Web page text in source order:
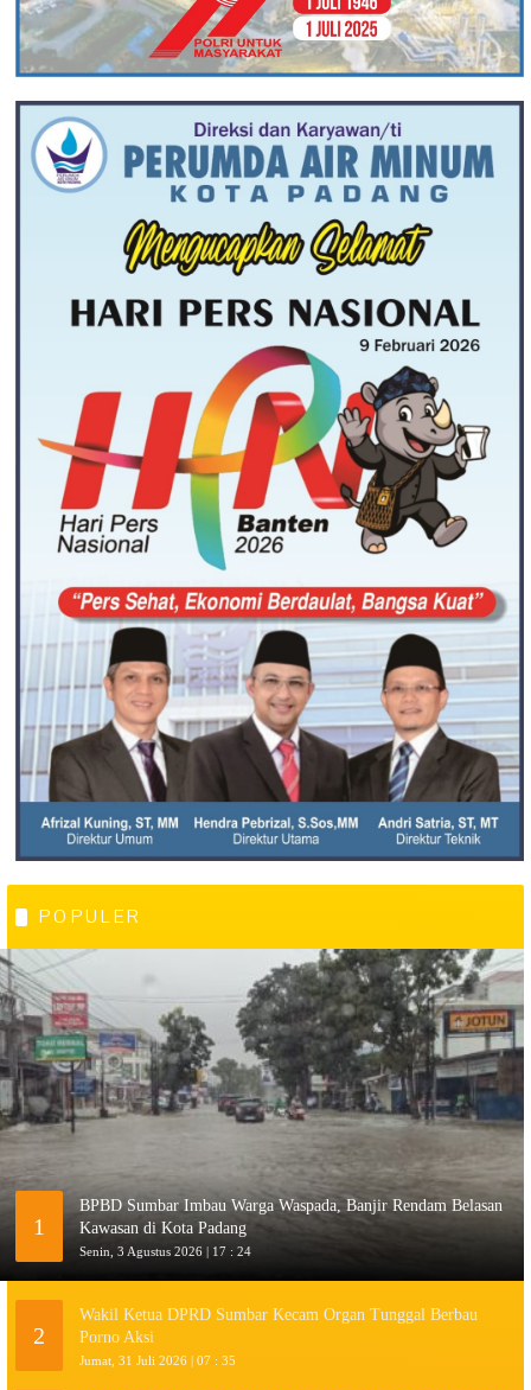
POPULER
1
BPBD Sumbar Imbau Warga Waspada, Banjir Rendam Belasan
Kawasan di Kota Padang
Senin, 3 Agustus 2026 | 17 : 24
2
Wakil Ketua DPRD Sumbar Kecam Organ Tunggal Berbau
Porno Aksi
Jumat, 31 Juli 2026 | 07 : 35